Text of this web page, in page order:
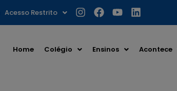
Acesso Restrito
Home Colégio Ensinos Acontece